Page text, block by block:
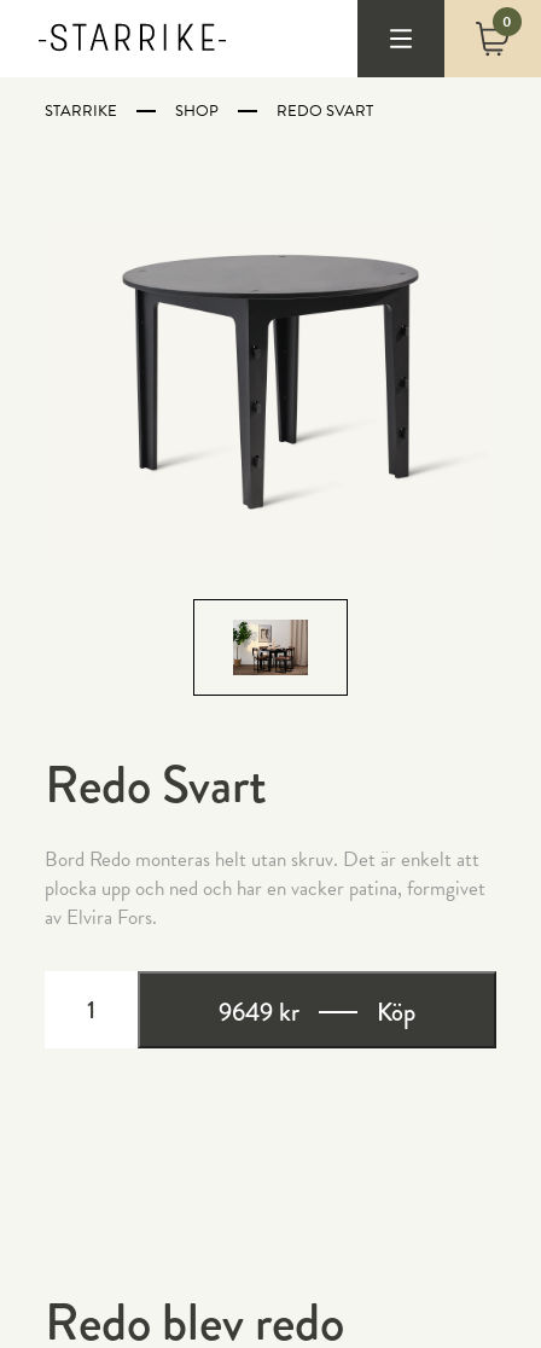
0
STARRIKE SHOP REDO SVART
Redo Svart
Bord Redo monteras helt utan skruv. Det är enkelt att
plocka upp och ned och har en vacker patina, formgivet
av Elvira Fors.
SVART
MÄNGD 9649 kr Köp
Redo blev redo